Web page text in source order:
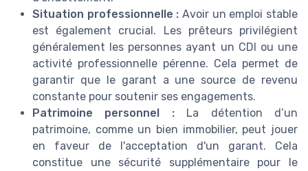
Situation professionnelle : Avoir un emploi stable
est également crucial. Les prêteurs privilégient
généralement les personnes ayant un CDI ou une
activité professionnelle pérenne. Cela permet de
garantir que le garant a une source de revenu
constante pour soutenir ses engagements.
Patrimoine personnel :La détention d’un
patrimoine, comme un bien immobilier, peut jouer
en faveur de l'acceptation d'un garant. Cela
constitue une sécurité supplémentaire pour le